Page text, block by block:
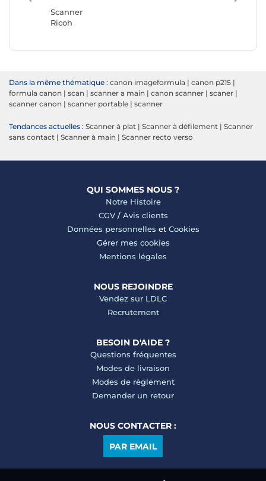
Scanner
Ricoh
Dans la même thématique : canon imageformula | canon p215 |
formula canon | scan | scanner a main | canon scanner | scaner |
scanner canon | scanner portable | scanner
Tendances actuelles : Scanner à plat | Scanner à défilement | Scanner
sans contact | Scanner à main | Scanner recto verso
QUI SOMMES NOUS ?
Notre Histoire
CGV/ Avis clients
Données personnelles et Cookies
Gérer mes cookies
Mentions légales
NOUS REJOINDRE
Vendez sur LDLC
Recrutement
BESOIN D'AIDE ?
Questions fréquentes
Modes de livraison
Modes de règlement
Demander un retour
NOUS CONTACTER :
PAR EMAIL